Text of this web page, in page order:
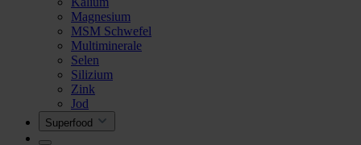
Magnesium
MSM Schwefel
Multiminerale
Selen
Silizium
Zink
Jod
Superfood